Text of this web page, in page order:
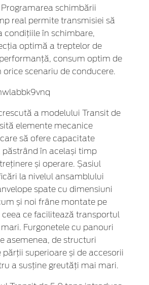
schimbării
real permite transmisiei să
condițiile în schimbare,
optimă a treptelor de
consum optim de
scenariu de conducere.
a modelului Transit de
elemente mecanice
să ofere capacitate
păstrând în același timp
și operare. Șasiul
la nivelul ansamblului
spate cu dimensiuni
și noi frâne montate pe
ce facilitează transportul
Furgonetele cu panouri
asemenea, de structuri
părții superioare și de accesorii
a susține greutăți mai mari.